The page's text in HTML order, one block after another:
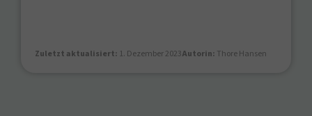
Zuletzt aktualisiert: 1. Dezember 2023Autorin: Thore Hansen